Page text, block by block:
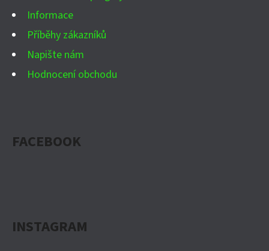
Informace
Příběhy zákazníků
Napište nám
Hodnocení obchodu
FACEBOOK
INSTAGRAM